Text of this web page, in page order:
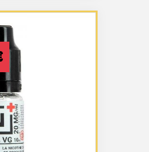
Plage
de
prix :
8,99 €
à